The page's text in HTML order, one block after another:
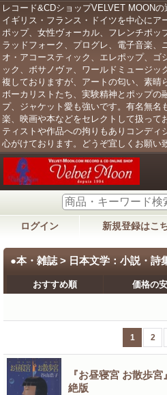
レコード&CDショップVELVET MOON
イギリス・フランス・ドイツを中心にア
ポップ、女性ヴォーカル、フレンチポッ
ラッドフォーク、プログレ、電子音楽、
オ・アコースティック、エレポップ、ゴ
ック、ボサノヴァ、ワールドミュージッ
複しておりますが、アートの匂い、素晴
ボーカリストたち、実験精神とポップの
プ、ジャケット愛も強いです。有名無名
楽、映画や本などをセレクトして扱って
ティストや作品への拘りもありコンディ
心がけております。どうぞ宜しくお願い
ログイン 新規登録はこ
●本・雑誌 > 日本文学：小説・詩
おすすめ順 価格の
1 2
『お昼寝宮 お散歩
絶版